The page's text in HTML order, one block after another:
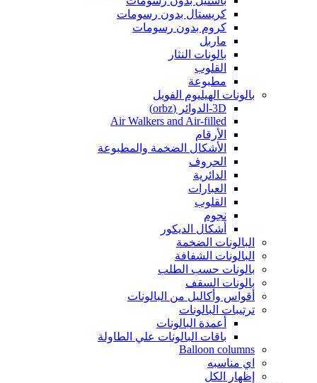
كريستال بدون رسومات
كروم بدون رسومات
ماربل
بالونات النثار
القلوب
مطبوعة
بالونات الهيليوم الفويل
3D-الدوائر (orbz)
Air Walkers and Air-filled
الأرقام
الأشكال الضخمة والمطبوعة
الحروف
الدائرية
العبارات
القلوب
نجوم
أشكال الديكور
البالونات الضخمة
البالونات الشفافة
بالونات حسب الطلب
بالونات السقف
أقواس وأكاليل من البالونات
ترتيبات البالونات
أعمدة البالونات
باقات البالونات علي الطاولة
Balloon columns
اي مناسبه
إظهار الكل